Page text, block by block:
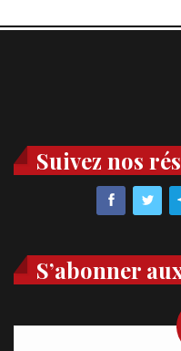
Suivez nos
S’abonner